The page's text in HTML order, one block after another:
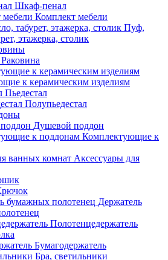
Шкаф-пенал
Комплект мебели
Пуф,
этажерка, столик
Раковина
к керамическим изделиям
Пьедестал
Полупьедестал
Душевой поддон
Комплектующие к
Аксессуары для
Держатель
Полотенцедержатель
Бумагодержатель
Бра, светильники